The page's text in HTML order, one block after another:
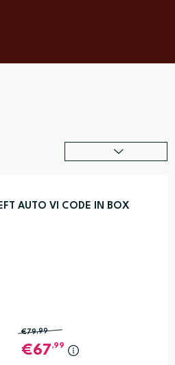
AUTO VI CODE IN BOX
€79,99
67,99